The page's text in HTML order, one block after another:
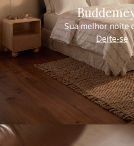
Sua melhor noite
Deite-se